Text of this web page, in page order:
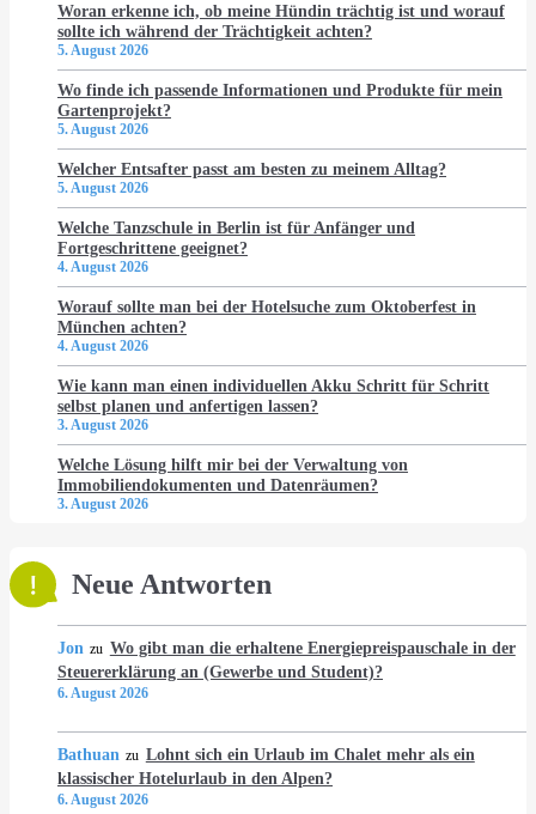
Woran erkenne ich, ob meine Hündin trächtig ist und worauf
sollte ich während der Trächtigkeit achten?
5. August 2026
Wo finde ich passende Informationen und Produkte für mein
Gartenprojekt?
5. August 2026
Welcher Entsafter passt am besten zu meinem Alltag?
5. August 2026
Welche Tanzschule in Berlin ist für Anfänger und
Fortgeschrittene geeignet?
4. August 2026
Worauf sollte man bei der Hotelsuche zum Oktoberfest in
München achten?
4. August 2026
Wie kann man einen individuellen Akku Schritt für Schritt
selbst planen und anfertigen lassen?
3. August 2026
Welche Lösung hilft mir bei der Verwaltung von
Immobiliendokumenten und Datenräumen?
3. August 2026
Neue Antworten
Jon zu Wo gibt man die erhaltene Energiepreispauschale in der
Steuererklärung an (Gewerbe und Student)?
6. August 2026
Bathuan zu Lohnt sich ein Urlaub im Chalet mehr als ein
klassischer Hotelurlaub in den Alpen?
6. August 2026